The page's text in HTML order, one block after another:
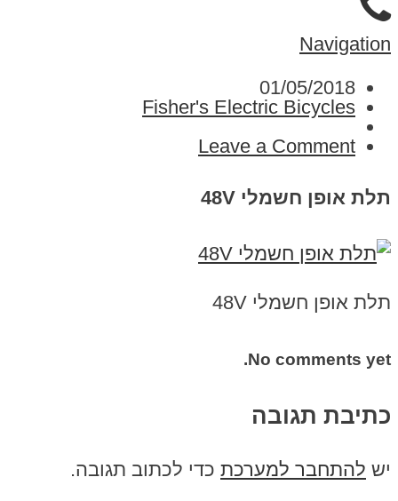
Navigation
01/05/2018
Fisher's Electric Bicycles
Leave a Comment
תלת אופן חשמלי 48V
תלת אופן חשמלי 48V
No comments yet.
כתיבת תגובה
יש להתחבר למערכת כדי לכתוב תגובה.